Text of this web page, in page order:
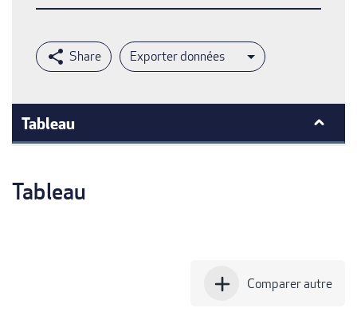
Exporter données
Tableau
Tableau
add Comparer autre